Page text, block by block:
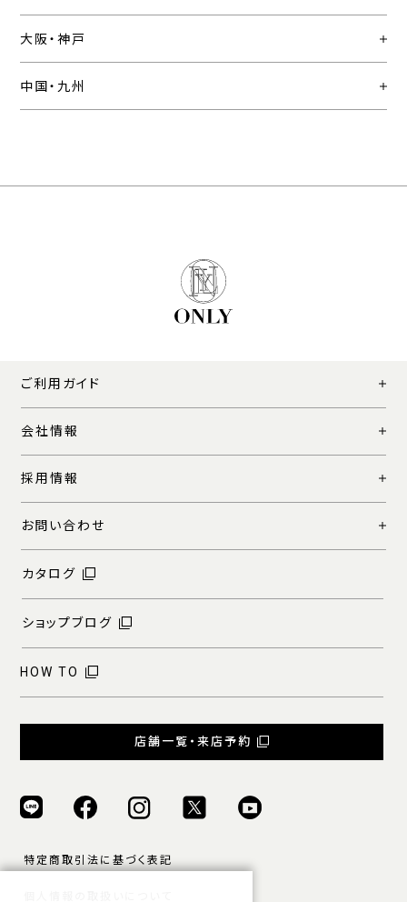
大阪・神戸
中国・九州
ご利用ガイド
会社情報
採用情報
お問い合わせ
カタログ
ショップブログ
HOW TO
店舗一覧・来店予約
特定商取引法に基づく表記